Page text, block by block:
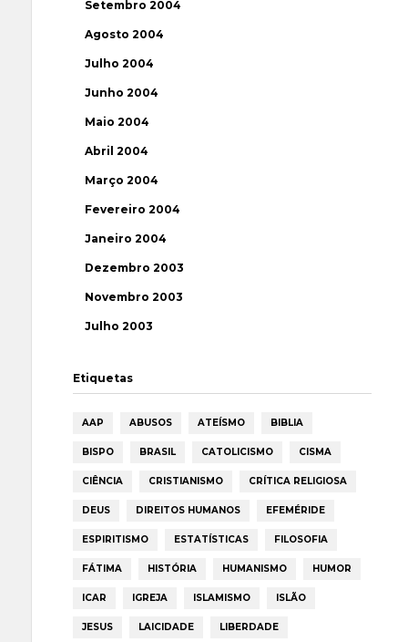
Setembro 2004
Agosto 2004
Julho 2004
Junho 2004
Maio 2004
Abril 2004
Março 2004
Fevereiro 2004
Janeiro 2004
Dezembro 2003
Novembro 2003
Julho 2003
Etiquetas
AAP ABUSOS ATEÍSMO BIBLIA
BISPO BRASIL CATOLICISMO CISMA
CIÊNCIA CRISTIANISMO CRÍTICA RELIGIOSA
DEUS DIREITOS HUMANOS EFEMÉRIDE
ESPIRITISMO ESTATÍSTICAS FILOSOFIA
FÁTIMA HISTÓRIA HUMANISMO HUMOR
ICAR IGREJA ISLAMISMO ISLÃO
JESUS LAICIDADE LIBERDADE